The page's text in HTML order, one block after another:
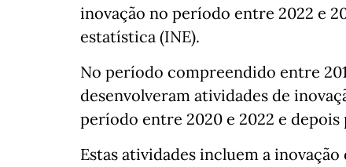
inovação no período entre 2022 e
estatística (INE).
No período compreendido entre
desenvolveram atividades de
período entre 2020 e 2022 e depois
Estas atividades incluem a